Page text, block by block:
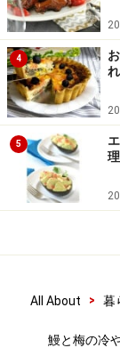
4
盛り付け
器にごはんを
り付け、番茶
す。
氷を浮かべれ
4
5
All About > 暮
鰻と梅の冷